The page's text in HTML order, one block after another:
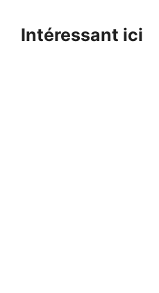
contentIntéressant ici